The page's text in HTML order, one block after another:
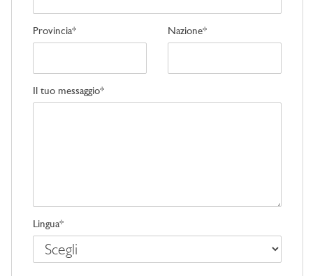
Provincia* Nazione*
Il tuo messaggio*
Lingua*